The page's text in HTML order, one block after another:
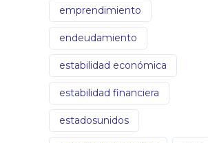
emprendimiento
endeudamiento
estabilidad económica
estabilidad financiera
estadosunidos